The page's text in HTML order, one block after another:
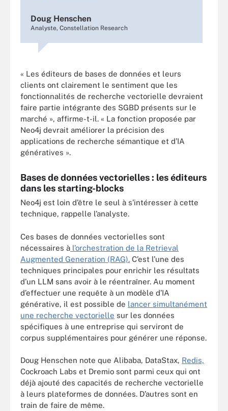
Doug Henschen
Analyste, Constellation Research
« Les éditeurs de bases de données et leurs
clients ont clairement le sentiment que les
fonctionnalités de recherche vectorielle devraient
faire partie intégrante des SGBD présents sur le
marché », affirme-t-il. « La fonction proposée par
Neo4j devrait améliorer la précision des
applications de recherche sémantique et d’IA
génératives ».
Bases de données vectorielles : les éditeurs
dans les starting-blocks
Neo4j est loin d’être le seul à s’intéresser à cette
technique, rappelle l’analyste.
Ces bases de données vectorielles sont
nécessaires à l’orchestration de la Retrieval
Augmented Generation (RAG). C’est l’une des
techniques principales pour enrichir les résultats
d’un LLM sans avoir à le réentraîner. Au moment
d’effectuer une requête à un modèle d’IA
générative, il est possible de lancer simultanément
une recherche vectorielle sur les données
spécifiques à une entreprise qui serviront de
corpus supplémentaires pour générer une réponse.
Doug Henschen note que Alibaba, DataStax, Redis,
Cockroach Labs et Dremio sont parmi ceux qui ont
déjà ajouté des capacités de recherche vectorielle
à leurs plateformes de données. D’autres sont en
train de faire de même.